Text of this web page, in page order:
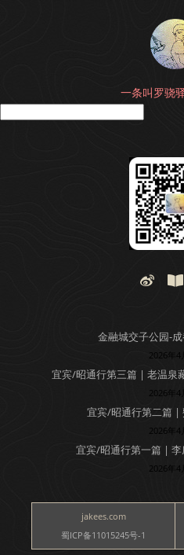
一条叫罗骁
金融城交子公园-
2026年4
宜宾/昭通行第三篇 | 老温泉
2026年4
宜宾/昭通行第二篇 |
2026年4
宜宾/昭通行第一篇 |
2026年4
jakees.com
蜀ICP备11015245号-1